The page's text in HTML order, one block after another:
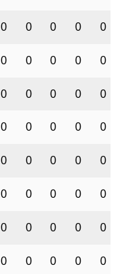
0 0 0 0 0
0 0 0 0 0
0 0 0 0 0
0 0 0 0 0
0 0 0 0 0
0 0 0 0 0
0 0 0 0 0
0 0 0 0 0